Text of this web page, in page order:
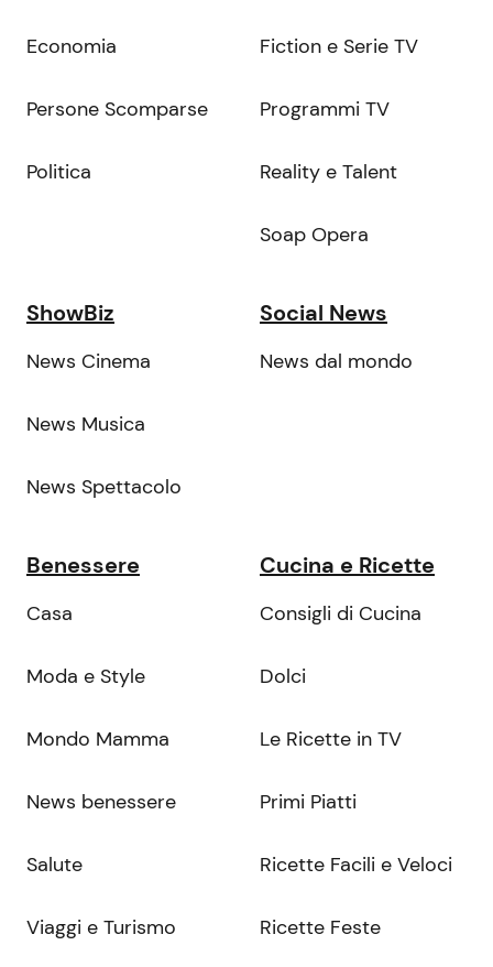
Economia
Persone Scomparse
Politica
Fiction e Serie TV
Programmi TV
Reality e Talent
Soap Opera
ShowBiz
News Cinema
News Musica
News Spettacolo
Social News
News dal mondo
Benessere
Casa
Moda e Style
Mondo Mamma
News benessere
Salute
Viaggi e Turismo
Cucina e Ricette
Consigli di Cucina
Dolci
Le Ricette in TV
Primi Piatti
Ricette Facili e Veloci
Ricette Feste